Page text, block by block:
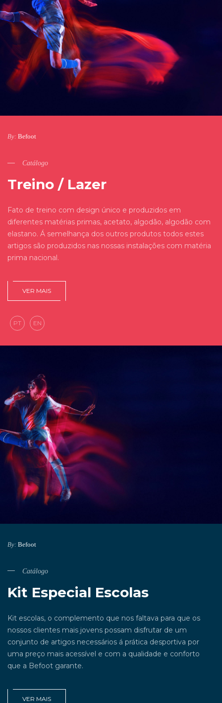
By: Befoot
Catálogo
Treino / Lazer
Fato de treino com design único e produzidos em
diferentes matérias primas, acetato, algodão, algodão com
elastano. Á semelhança dos outros produtos todos estes
artigos são produzidos nas nossas instalações com matéria
prima nacional.
VER MAIS
PT EN
By: Befoot
Catálogo
Kit Especial Escolas
Kit escolas, o complemento que nos faltava para que os
nossos clientes mais jovens possam disfrutar de um
conjunto de artigos necessários á prática desportiva por
uma preço mais acessível e com a qualidade e conforto
que a Befoot garante.
VER MAIS